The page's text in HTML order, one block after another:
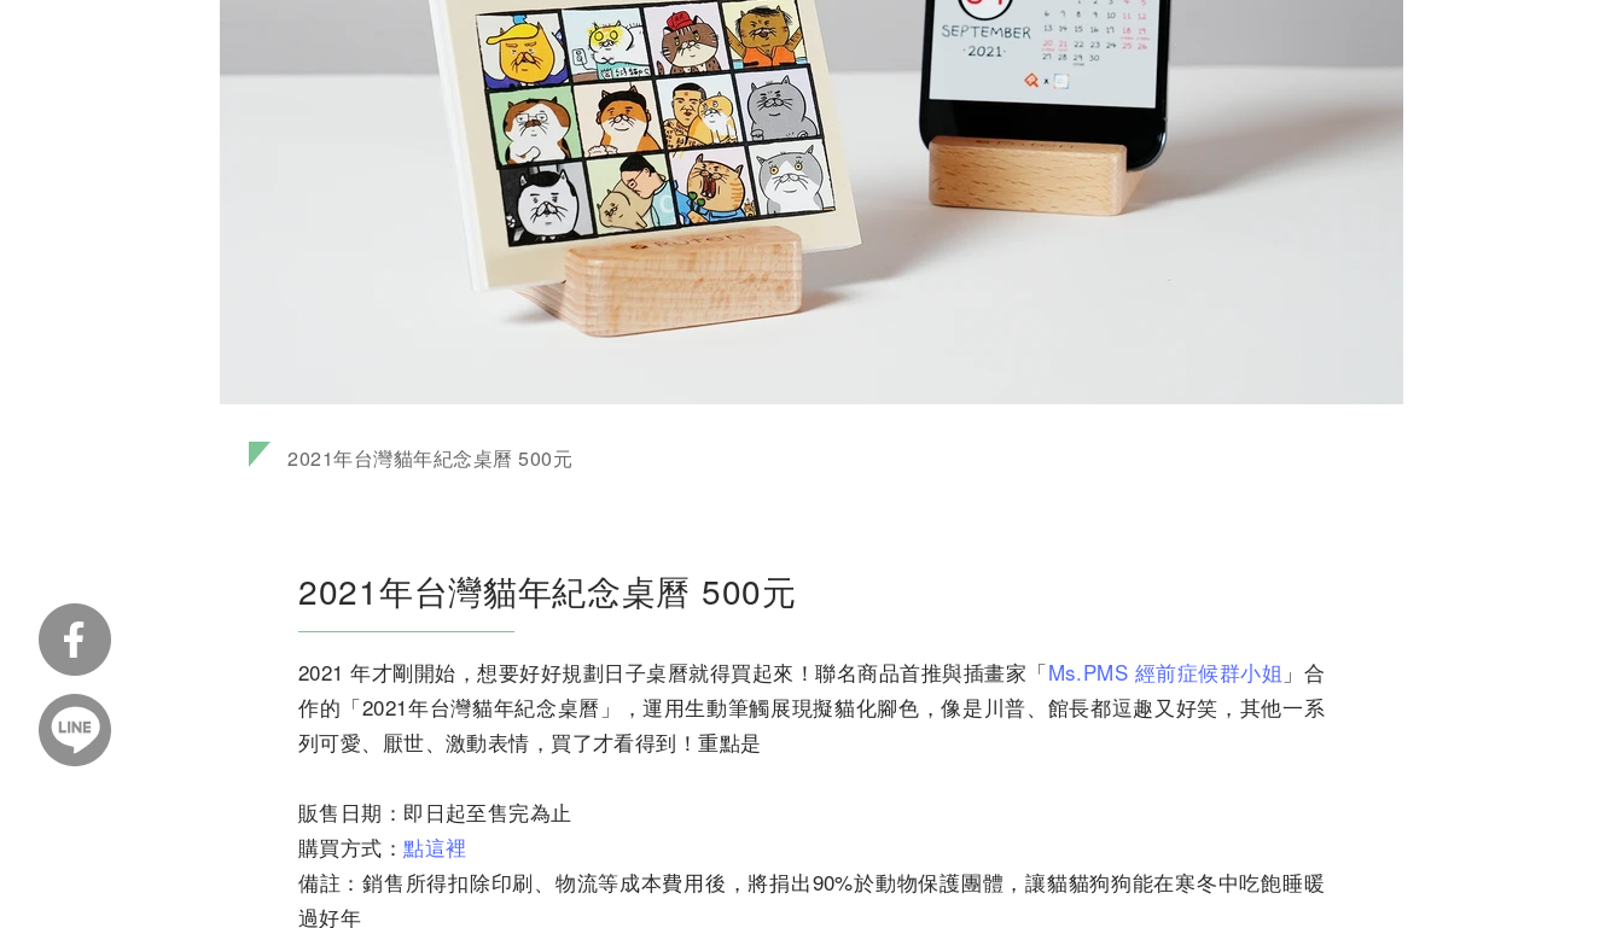
2021年台灣貓年紀念桌曆 500元
2021年台灣貓年紀念桌曆 500元
2021 年才剛開始，想要好好規劃日子桌曆就得買起來！聯名商品首推與插畫家「Ms.PMS 經前症候群小姐 」合
作的「2021年台灣貓年紀念桌曆」，運用生動筆觸展現擬貓化腳色，像是川普、館長都逗趣又好笑，其他一系
列可愛、厭世、激動表情，買了才看得到！重點是
販售日期：即日起至售完為止
購買方式：點這裡
備註：銷售所得扣除印刷、物流等成本費用後，將捐出90%於動物保護團體，讓貓貓狗狗能在寒冬中吃飽睡暖
過好年